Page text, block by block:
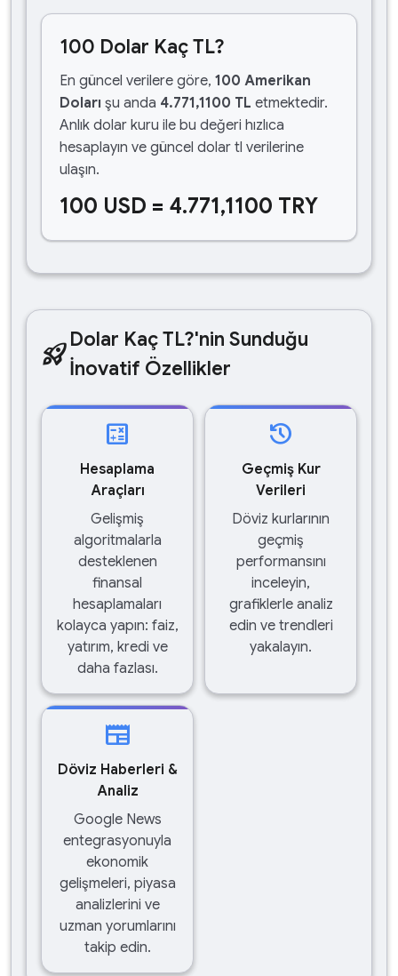
100 Dolar Kaç TL?
En güncel verilere göre, 100 Amerikan
Doları şu anda 4.771,1100 TL etmektedir.
Anlık dolar kuru ile bu değeri hızlıca
hesaplayın ve güncel dolar tl verilerine
ulaşın.
100 USD = 4.771,1100 TRY
rocket_launchDolar Kaç TL?'nin Sunduğu
İnovatif Özellikler
calculate
Hesaplama
Araçları
Gelişmiş
algoritmalarla
desteklenen
finansal
hesaplamaları
kolayca yapın: faiz,
yatırım, kredi ve
daha fazlası.
history
Geçmiş Kur
Verileri
Döviz kurlarının
geçmiş
performansını
inceleyin,
grafiklerle analiz
edin ve trendleri
yakalayın.
newspaper
Döviz Haberleri &
Analiz
Google News
entegrasyonuyla
ekonomik
gelişmeleri, piyasa
analizlerini ve
uzman yorumlarını
takip edin.